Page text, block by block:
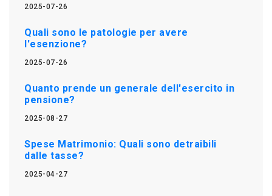
2025-07-26
Quali sono le patologie per avere
l'esenzione?
2025-07-26
Quanto prende un generale dell'esercito in
pensione?
2025-08-27
Spese Matrimonio: Quali sono detraibili
dalle tasse?
2025-04-27